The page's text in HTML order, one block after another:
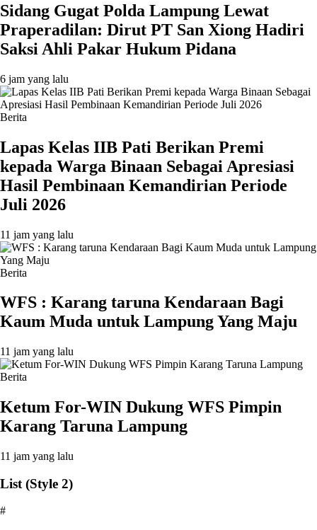
Sidang Gugat Polda Lampung Lewat
Praperadilan: Dirut PT San Xiong Hadiri
Saksi Ahli Pakar Hukum Pidana
6 jam yang lalu
Berita
Lapas Kelas IIB Pati Berikan Premi
kepada Warga Binaan Sebagai Apresiasi
Hasil Pembinaan Kemandirian Periode
Juli 2026
11 jam yang lalu
Berita
WFS : Karang taruna Kendaraan Bagi
Kaum Muda untuk Lampung Yang Maju
11 jam yang lalu
Berita
Ketum For-WIN Dukung WFS Pimpin
Karang Taruna Lampung
11 jam yang lalu
List (Style 2)
#